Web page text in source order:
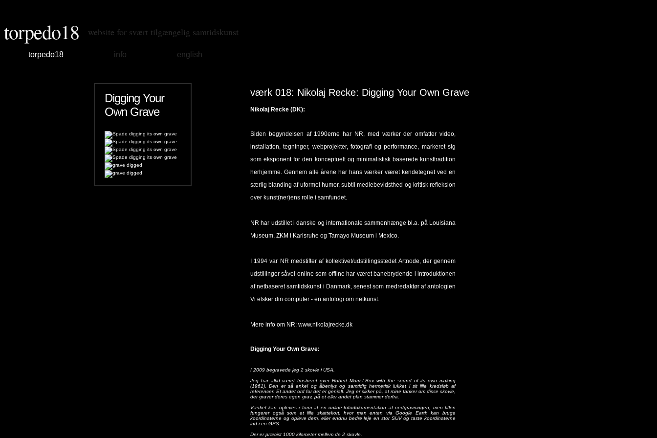
torpedo18 website for svært tilgængelig samtidskunst
torpedo18 info english
Digging Your
Own Grave
værk 018: Nikolaj Recke: Digging Your Own Grave
Nikolaj Recke (DK):
Siden begyndelsen af 1990erne har NR, med værker der omfatter video,
installation, tegninger, webprojekter, fotografi og performance, markeret sig
som eksponent for den konceptuelt og minimalistisk baserede kunsttradition
herhjemme. Gennem alle årene har hans værker været kendetegnet ved en
særlig blanding af uformel humor, subtil mediebevidsthed og kritisk refleksion
over kunst(ner)ens rolle i samfundet.
NR har udstillet i danske og internationale sammenhænge bl.a. på Louisiana
Museum, ZKM i Karlsruhe og Tamayo Museum i Mexico.
I 1994 var NR medstifter af kollektivet/udstillingsstedet Artnode, der gennem
udstillinger såvel online som offline har været banebrydende i introduktionen
af netbaseret samtidskunst i Danmark, senest som medredaktør af antologien
Vi elsker din computer - en antologi om netkunst.
Mere info om NR: www.nikolajrecke.dk
Digging Your Own Grave:
I 2009 begravede jeg 2 skovle i USA.
Jeg har altid været frustreret over Robert Morris’ Box with the sound of its own making
(1961). Den er så enkel og åbenlys og samtidig hermetisk lukket i sit lille kredsløb af
referencer. Et andet ord for det er genialt. Jeg er sikker på, at mine tanker om disse skovle,
der graver deres egen grav, på et eller andet plan stammer derfra.
Værket kan opleves i form af en online-fotodokumentation af nedgravningen, men titlen
fungerer også som et lille skattekort, hvor man enten via Google Earth kan bruge
koordinaterne og opleve dem, eller endnu bedre leje en stor SUV og taste koordinaterne
ind i en GPS.
Der er præcist 1000 kilometer mellem de 2 skovle.